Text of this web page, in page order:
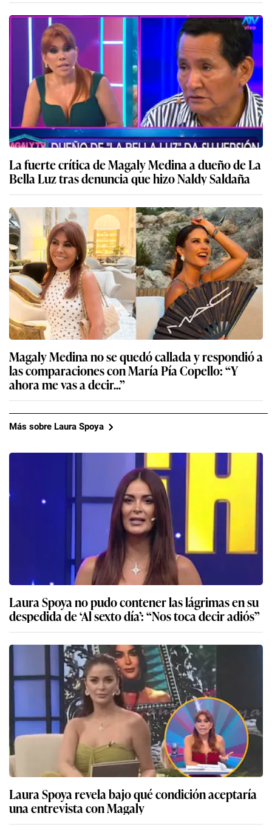
La fuerte crítica de Magaly Medina a dueño de La
Bella Luz tras denuncia que hizo Naldy Saldaña
Magaly Medina no se quedó callada y respondió a
las comparaciones con María Pía Copello: “Y
ahora me vas a decir...”
Más sobre Laura Spoya
Laura Spoya no pudo contener las lágrimas en su
despedida de ‘Al sexto día’: “Nos toca decir adiós”
Laura Spoya revela bajo qué condición aceptaría
una entrevista con Magaly